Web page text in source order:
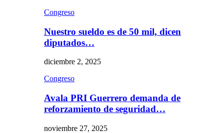
Congreso
Nuestro sueldo es de 50 mil, dicen
diputados…
diciembre 2, 2025
Congreso
Avala PRI Guerrero demanda de
reforzamiento de seguridad…
noviembre 27, 2025